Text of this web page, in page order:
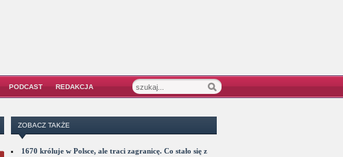
PODCAST REDAKCJA
ZOBACZ TAKŻE
1670 króluje w Polsce, ale traci zagranicę. Co stało się z